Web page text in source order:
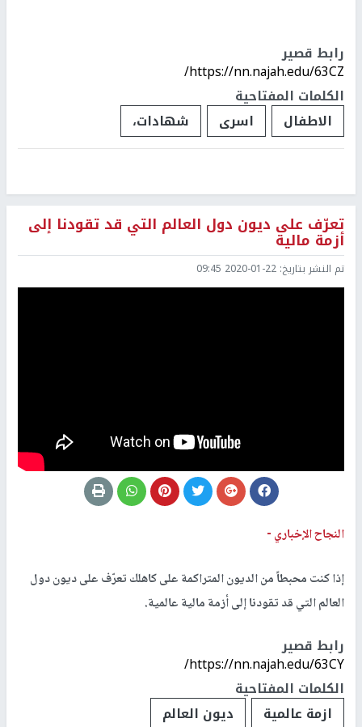
رابط قصير
https://nn.najah.edu/63CZ/
الكلمات المفتاحية
الاطفال
اسرى شهادات،
تعرّف على ديون دول العالم التي قد تقودنا إلى
أزمة مالية
تم النشر بتاريخ: 2020-01-22 09:45
النجاح الإخباري -
إذا كنت محبطاً من الديون المتراكمة على كاهلك تعرّف على ديون دول
العالم التي قد تقودنا إلى أزمة مالية عالمية.
رابط قصير
https://nn.najah.edu/63CY/
الكلمات المفتاحية
ازمة عالمية
ديون العالم